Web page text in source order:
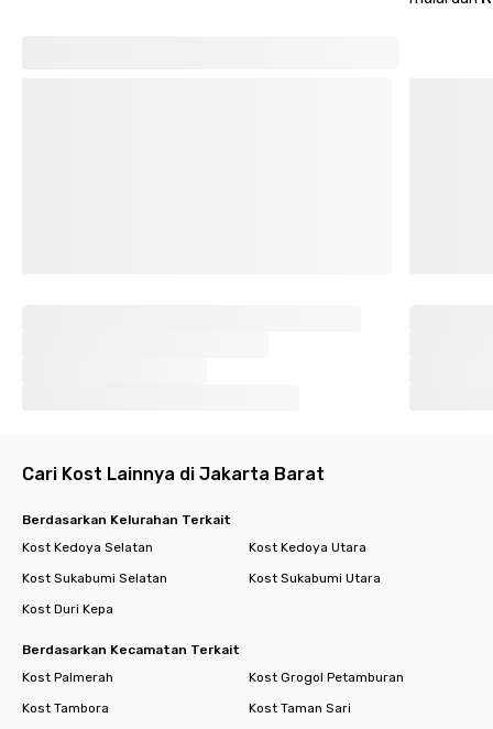
Cari Kost Lainnya di Jakarta Barat
Berdasarkan Kelurahan Terkait
Kost Kedoya Selatan
Kost Kedoya Utara
Kost Sukabumi Selatan
Kost Sukabumi Utara
Kost Duri Kepa
Berdasarkan Kecamatan Terkait
Kost Palmerah
Kost Grogol Petamburan
Kost Tambora
Kost Taman Sari